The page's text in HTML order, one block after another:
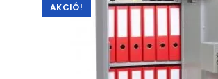
AKCIÓ!